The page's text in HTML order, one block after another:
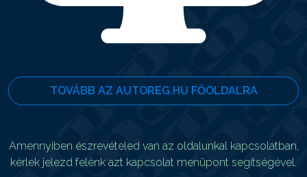
TOVÁBB AZ AUTOREG.HU FŐOLDALRA
Amennyiben észrevételed van az oldalunkal kapcsolatban,
kérlek jelezd felénk azt kapcsolat menüpont segítségével.